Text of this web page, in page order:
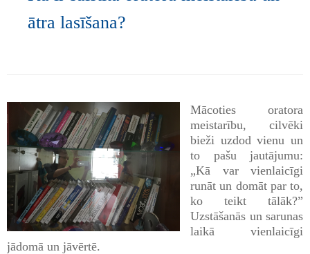
ātra lasīšana?
Mācoties oratora
meistarību, cilvēki
bieži uzdod vienu un
to pašu jautājumu:
„Kā var vienlaicīgi
runāt un domāt par to,
ko teikt tālāk?”
Uzstāšanās un sarunas
laikā vienlaicīgi
jādomā un jāvērtē.